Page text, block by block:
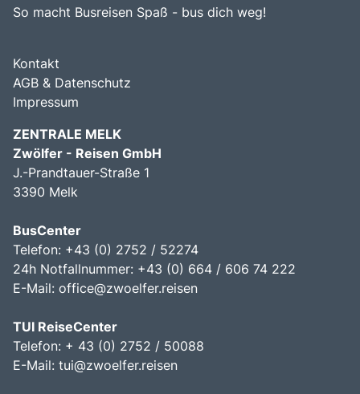
So macht Busreisen Spaß - bus dich weg!
Kontakt
AGB & Datenschutz
Impressum
ZENTRALE MELK
Zwölfer - Reisen GmbH
J.-Prandtauer-Straße 1
3390 Melk
BusCenter
Telefon: +43 (0) 2752 / 52274
24h Notfallnummer: +43 (0) 664 / 606 74 222
E-Mail: office@zwoelfer.reisen
TUI ReiseCenter
Telefon: + 43 (0) 2752 / 50088
E-Mail: tui@zwoelfer.reisen